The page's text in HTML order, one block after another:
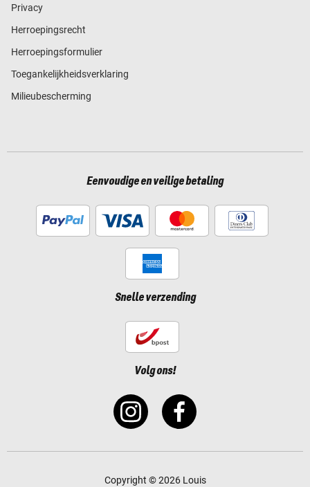
Privacy
Herroepingsrecht
Herroepingsformulier
Toegankelijkheidsverklaring
Milieubescherming
Eenvoudige en veilige betaling
Snelle verzending
Volg ons!
Copyright © 2026 Louis